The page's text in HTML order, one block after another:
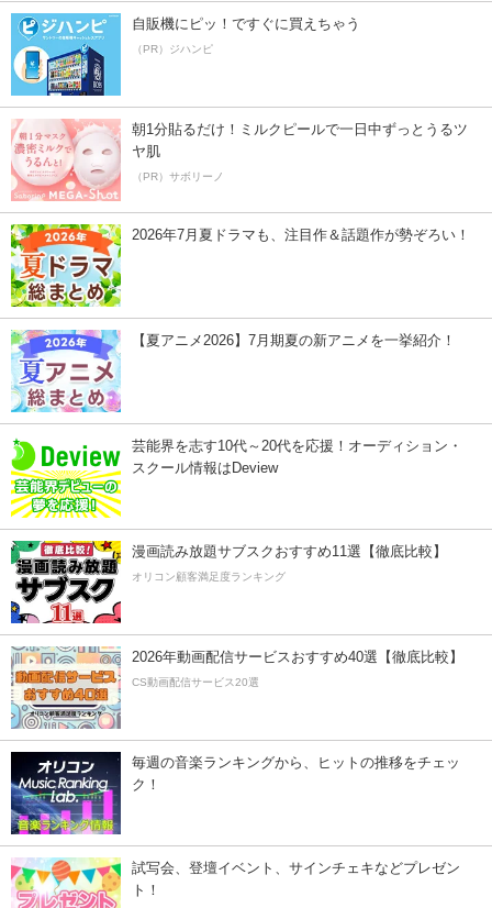
自販機にピッ！ですぐに買えちゃう
（PR）ジハンピ
朝1分貼るだけ！ミルクピールで一日中ずっとうるツ
ヤ肌
（PR）サボリーノ
2026年7月夏ドラマも、注目作＆話題作が勢ぞろい！
【夏アニメ2026】7月期夏の新アニメを一挙紹介！
芸能界を志す10代～20代を応援！オーディション・
スクール情報はDeview
漫画読み放題サブスクおすすめ11選【徹底比較】
オリコン顧客満足度ランキング
2026年動画配信サービスおすすめ40選【徹底比較】
CS動画配信サービス20選
毎週の音楽ランキングから、ヒットの推移をチェッ
ク！
試写会、登壇イベント、サインチェキなどプレゼン
ト！